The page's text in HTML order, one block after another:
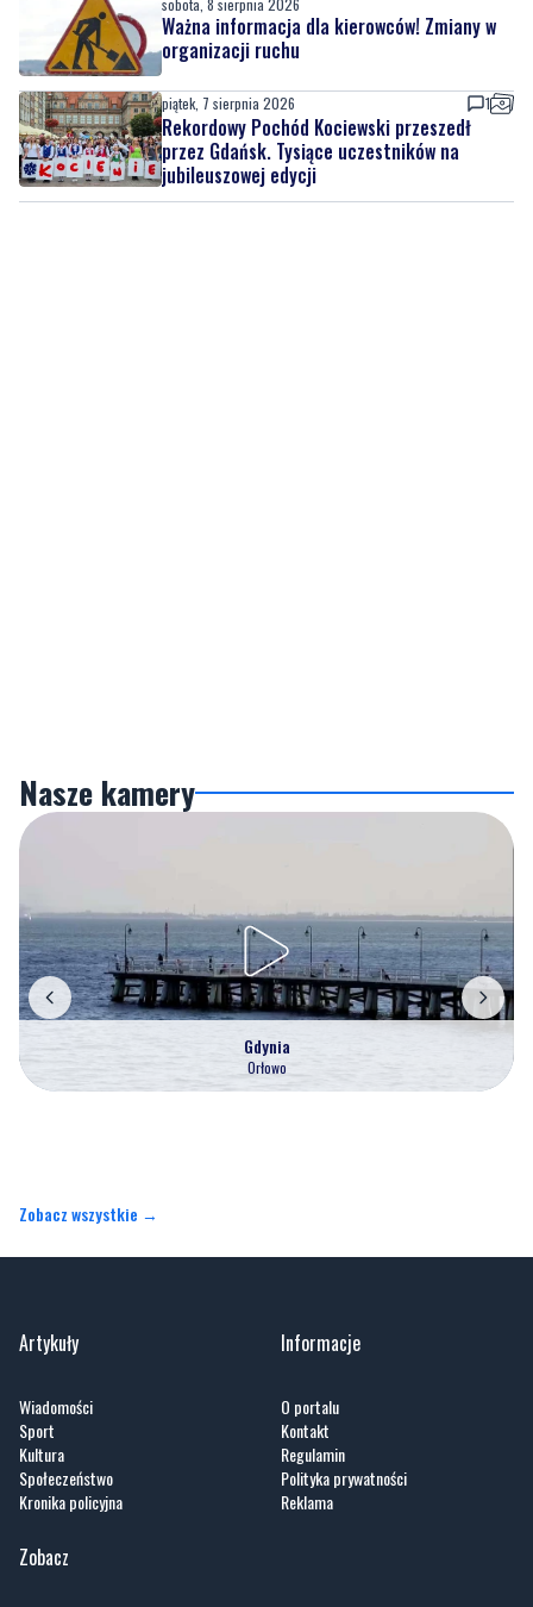
sobota, 8 sierpnia 2026
Ważna informacja dla kierowców! Zmiany w
organizacji ruchu
piątek, 7 sierpnia 2026 1
Rekordowy Pochód Kociewski przeszedł
przez Gdańsk. Tysiące uczestników na
jubileuszowej edycji
Nasze kamery
Gdynia
Orłowo
Zobacz wszystkie →
Artykuły
Wiadomości
Sport
Kultura
Społeczeństwo
Kronika policyjna
Informacje
O portalu
Kontakt
Regulamin
Polityka prywatności
Reklama
Zobacz